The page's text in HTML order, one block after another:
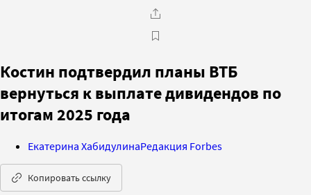
Костин подтвердил планы ВТБ
вернуться к выплате дивидендов по
итогам 2025 года
Екатерина ХабидулинаРедакция Forbes
Копировать ссылку